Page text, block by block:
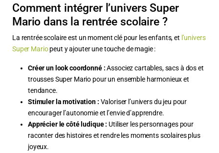
Comment intégrer l’univers Super
Mario dans la rentrée scolaire ?
La rentrée scolaire est un moment clé pour les enfants, et l’univers
Super Mariopeut y ajouter une touche de magie :
Créer un look coordonné :Associez cartables, sacs à dos et
trousses Super Mario pour un ensemble harmonieux et
tendance.
Stimuler la motivation : Valoriser l’univers du jeu pour
encourager l’autonomie et l’envie d’apprendre.
Apprécier le côté ludique : Utiliser les personnages pour
raconter des histoires et rendre les moments scolaires plus
joyeux.